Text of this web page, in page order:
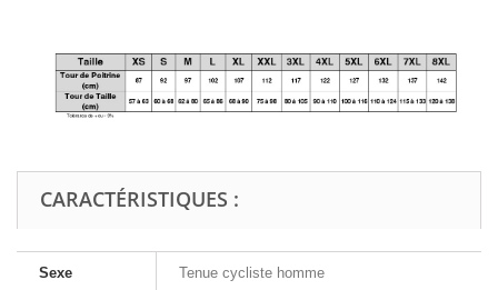
CARACTÉRISTIQUES :
Sexe Tenue cycliste homme